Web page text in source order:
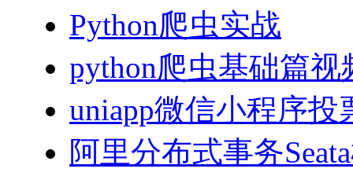
Python爬虫实战
python爬虫基础篇视
uniapp微信小程序投
阿里分布式事务